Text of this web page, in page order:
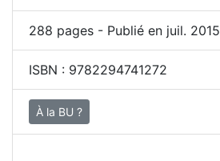
288 pages - Publié en juil. 2015
ISBN : 9782294741272
À la BU ?